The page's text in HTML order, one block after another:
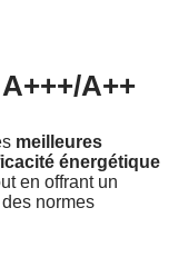
A++
meilleures
énergétique
en offrant un
normes